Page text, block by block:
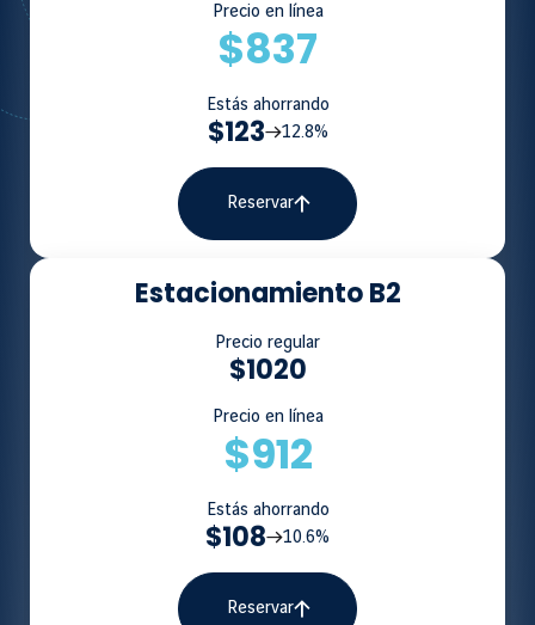
Precio en línea
$837
Estás ahorrando
$123 12.8%
Reservar
Estacionamiento B2
Precio regular
$1020
Precio en línea
$912
Estás ahorrando
$108 10.6%
Reservar